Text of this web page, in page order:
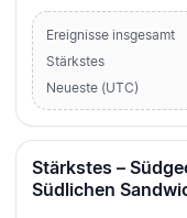
Ereignisse insgesamt
Stärkstes
Neueste (UTC)
Stärkstes –
Südlichen